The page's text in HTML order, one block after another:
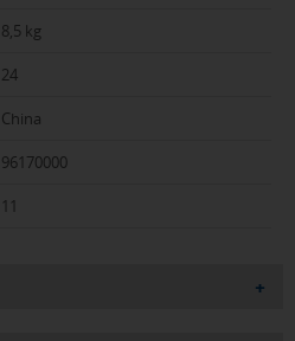
8,5 kg
24
China
96170000
11